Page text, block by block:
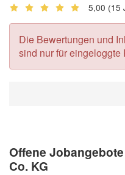
5,00 (15
Die Bewertungen und
sind nur für eingeloggte
Offene
Co. KG